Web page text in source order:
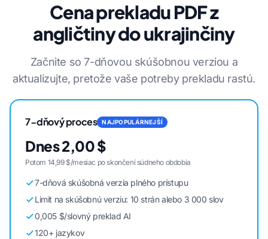
Cena prekladu PDF z
angličtiny do ukrajinčiny
Začnite so 7-dňovou skúšobnou verziou a
aktualizujte, pretože vaše potreby prekladu rastú.
7-dňový proces NAJPOPULÁRNEJŠÍ
Dnes 2,00 $
Potom 14,99 $/mesiac po skončení súdneho obdobia
7-dňová skúšobná verzia plného prístupu
Limit na skúšobnú verziu: 10 strán alebo 3 000 slov
0,005 $/slovný preklad AI
120+ jazykov